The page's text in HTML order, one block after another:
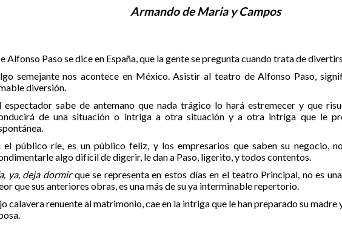
Armando de Maria y Campos
Alfonso Paso se dice en España, que la gente se pregunta cuando trata de
semejante nos acontece en México. Asistir al teatro de Alfonso Paso,
diversión.
espectador sabe de antemano que nada trágico lo hará estremecer y que
de una situación o intriga a otra situación y a otra intriga que le
el público ríe, es un público feliz, y los empresarios que saben su negocio,
algo difícil de digerir, le dan a Paso, ligerito, y todos contentos.
ya, deja dormirque se representa en estos días en el teatro Principal, no es
que sus anteriores obras, es una más de su ya interminable repertorio.
calavera renuente al matrimonio, cae en la intriga que le han preparado su madre